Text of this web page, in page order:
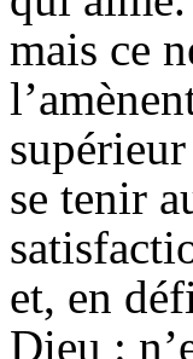
mais ce
se tenir
et, en
Dieu :